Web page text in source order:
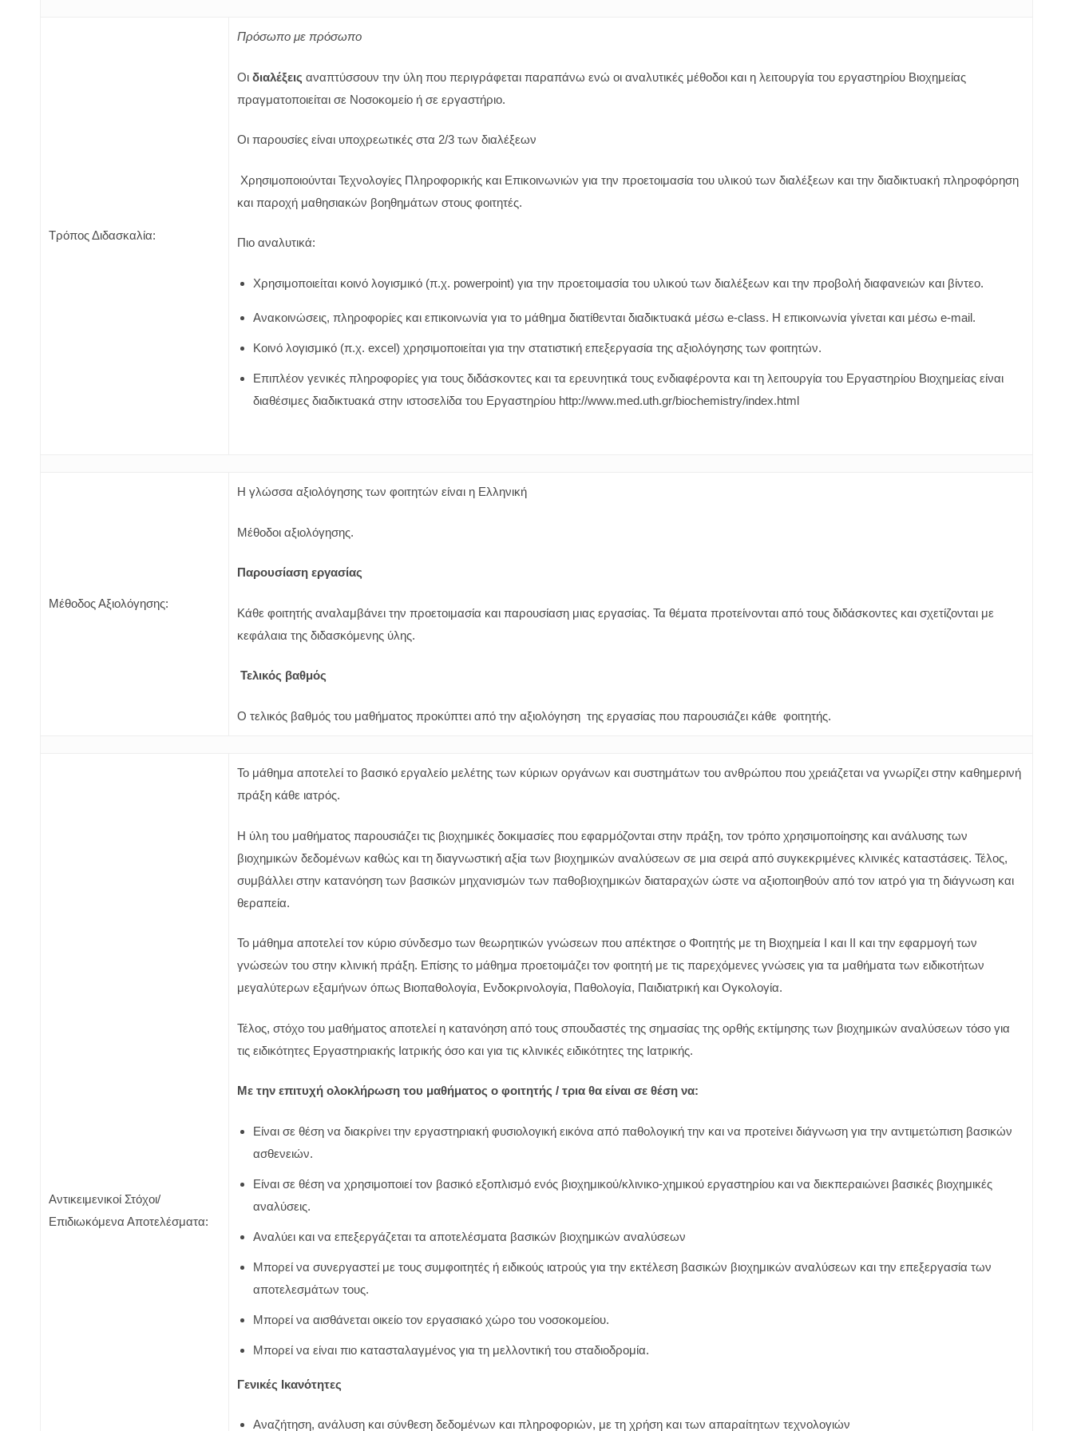
Τρόπος Διδασκαλία:
Πρόσωπο με πρόσωπο
Οι διαλέξεις αναπτύσσουν την ύλη που περιγράφεται παραπάνω ενώ οι αναλυτικές μέθοδοι και η λειτουργία του εργαστηρίου Βιοχημείας
πραγματοποιείται σε Νοσοκομείο ή σε εργαστήριο.
Οι παρουσίες είναι υποχρεωτικές στα 2/3 των διαλέξεων
Χρησιμοποιούνται Τεχνολογίες Πληροφορικής και Επικοινωνιών για την προετοιμασία του υλικού των διαλέξεων και την διαδικτυακή πληροφόρηση
και παροχή μαθησιακών βοηθημάτων στους φοιτητές.
Πιο αναλυτικά:
Χρησιμοποιείται κοινό λογισμικό (π.χ. powerpoint) για την προετοιμασία του υλικού των διαλέξεων και την προβολή διαφανειών και βίντεο.
Ανακοινώσεις, πληροφορίες και επικοινωνία για το μάθημα διατίθενται διαδικτυακά μέσω e-class. Η επικοινωνία γίνεται και μέσω e-mail.
Κοινό λογισμικό (π.χ. excel) χρησιμοποιείται για την στατιστική επεξεργασία της αξιολόγησης των φοιτητών.
Επιπλέον γενικές πληροφορίες για τους διδάσκοντες και τα ερευνητικά τους ενδιαφέροντα και τη λειτουργία του Εργαστηρίου Βιοχημείας είναι
διαθέσιμες διαδικτυακά στην ιστοσελίδα του Εργαστηρίου http://www.med.uth.gr/biochemistry/index.html
Μέθοδος Αξιολόγησης:
Η γλώσσα αξιολόγησης των φοιτητών είναι η Ελληνική
Μέθοδοι αξιολόγησης.
Παρουσίαση εργασίας
Κάθε φοιτητής αναλαμβάνει την προετοιμασία και παρουσίαση μιας εργασίας. Τα θέματα προτείνονται από τους διδάσκοντες και σχετίζονται με
κεφάλαια της διδασκόμενης ύλης.
Τελικός βαθμός
Ο τελικός βαθμός του μαθήματος προκύπτει από την αξιολόγηση της εργασίας που παρουσιάζει κάθε φοιτητής.
Αντικειμενικοί Στόχοι/
Επιδιωκόμενα Αποτελέσματα:
Το μάθημα αποτελεί το βασικό εργαλείο μελέτης των κύριων οργάνων και συστημάτων του ανθρώπου που χρειάζεται να γνωρίζει στην καθημερινή
πράξη κάθε ιατρός.
Η ύλη του μαθήματος παρουσιάζει τις βιοχημικές δοκιμασίες που εφαρμόζονται στην πράξη, τον τρόπο χρησιμοποίησης και ανάλυσης των
βιοχημικών δεδομένων καθώς και τη διαγνωστική αξία των βιοχημικών αναλύσεων σε μια σειρά από συγκεκριμένες κλινικές καταστάσεις. Τέλος,
συμβάλλει στην κατανόηση των βασικών μηχανισμών των παθοβιοχημικών διαταραχών ώστε να αξιοποιηθούν από τον ιατρό για τη διάγνωση και
θεραπεία.
Το μάθημα αποτελεί τον κύριο σύνδεσμο των θεωρητικών γνώσεων που απέκτησε ο Φοιτητής με τη Βιοχημεία Ι και ΙΙ και την εφαρμογή των
γνώσεών του στην κλινική πράξη. Επίσης το μάθημα προετοιμάζει τον φοιτητή με τις παρεχόμενες γνώσεις για τα μαθήματα των ειδικοτήτων
μεγαλύτερων εξαμήνων όπως Βιοπαθολογία, Ενδοκρινολογία, Παθολογία, Παιδιατρική και Ογκολογία.
Τέλος, στόχο του μαθήματος αποτελεί η κατανόηση από τους σπουδαστές της σημασίας της ορθής εκτίμησης των βιοχημικών αναλύσεων τόσο για
τις ειδικότητες Εργαστηριακής Ιατρικής όσο και για τις κλινικές ειδικότητες της Ιατρικής.
Με την επιτυχή ολοκλήρωση του μαθήματος ο φοιτητής / τρια θα είναι σε θέση να:
Είναι σε θέση να διακρίνει την εργαστηριακή φυσιολογική εικόνα από παθολογική την και να προτείνει διάγνωση για την αντιμετώπιση βασικών
ασθενειών.
Είναι σε θέση να χρησιμοποιεί τον βασικό εξοπλισμό ενός βιοχημικού/κλινικο-χημικού εργαστηρίου και να διεκπεραιώνει βασικές βιοχημικές
αναλύσεις.
Αναλύει και να επεξεργάζεται τα αποτελέσματα βασικών βιοχημικών αναλύσεων
Μπορεί να συνεργαστεί με τους συμφοιτητές ή ειδικούς ιατρούς για την εκτέλεση βασικών βιοχημικών αναλύσεων και την επεξεργασία των
αποτελεσμάτων τους.
Μπορεί να αισθάνεται οικείο τον εργασιακό χώρο του νοσοκομείου.
Μπορεί να είναι πιο κατασταλαγμένος για τη μελλοντική του σταδιοδρομία.
Γενικές Ικανότητες
Αναζήτηση, ανάλυση και σύνθεση δεδομένων και πληροφοριών, με τη χρήση και των απαραίτητων τεχνολογιών